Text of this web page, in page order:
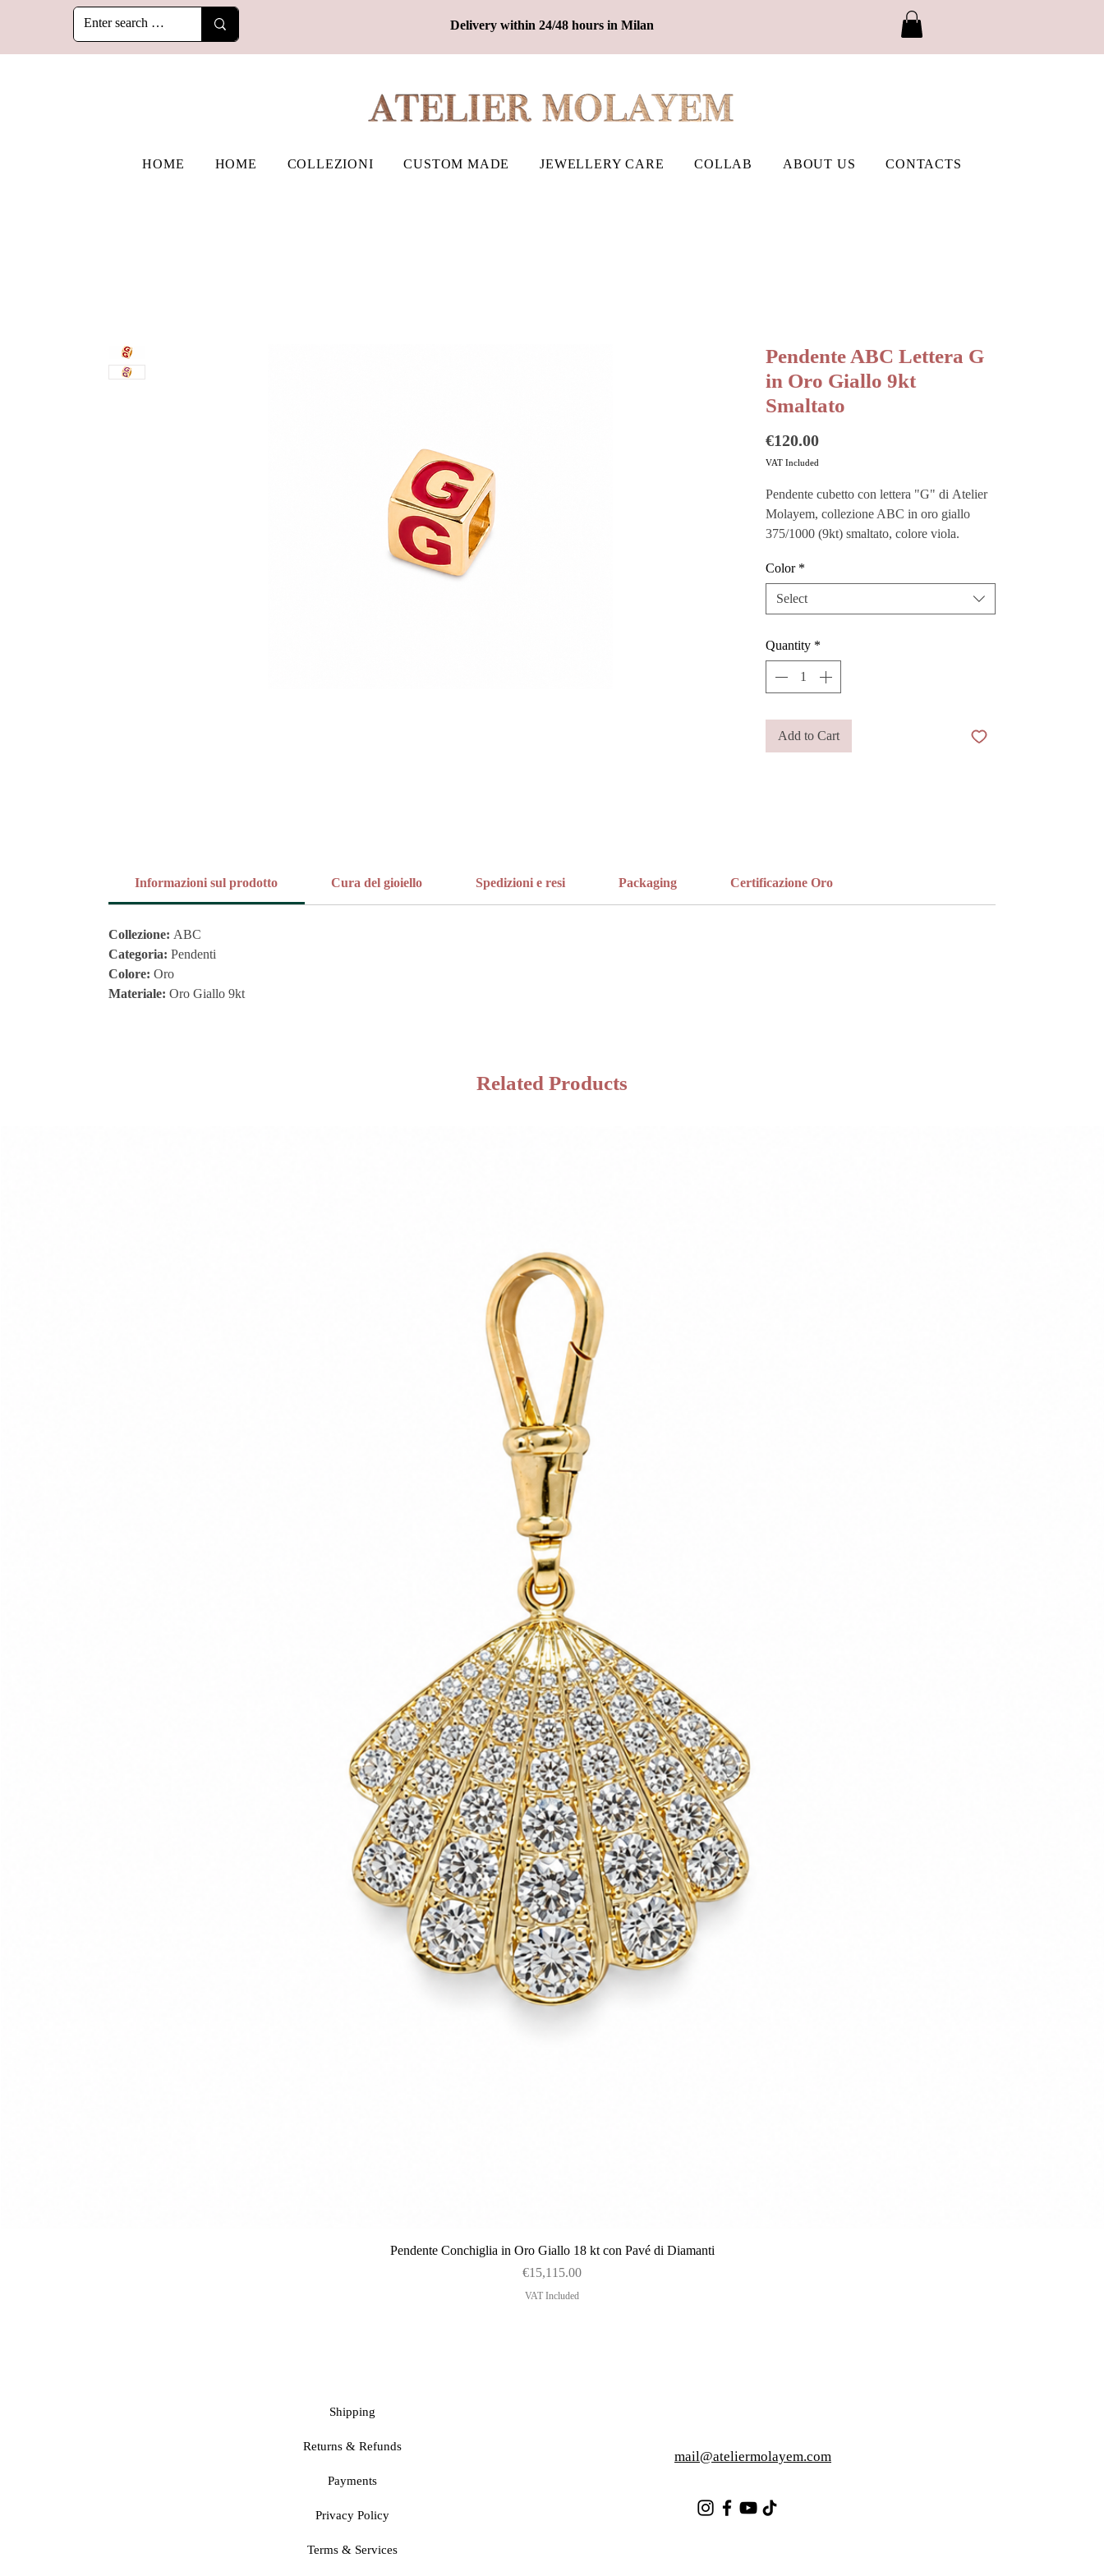
Delivery within 24/48 hours in Milan
HOME HOME COLLEZIONI CUSTOM MADE JEWELLERY CARE COLLAB ABOUT US CONTACTS
Pendente ABC Lettera G
in Oro Giallo 9kt
Smaltato
€120.00Price
VAT Included
Pendente cubetto con lettera "G" di Atelier
Molayem, collezione ABC in oro giallo
375/1000 (9kt) smaltato, colore viola.
Elegante e divertente, racchiude l’essenza
più spensierata e giocosa in un gioiello
contemporaneo: un cubetto di 4,5 mm x 4,5
personale, perfetto per celebrare l’iniziale di
una persona amata o del proprio amico a
quattro zampe.
Abbinalo ai bracciali in tessuto Liberty o
bandana per un tocco più casual, oppure a
Color *
Select
Quantity *
Add to Cart
Informazioni sul prodotto Cura del gioiello Spedizioni e resi Packaging Certificazione Oro
Collezione: ABC
Categoria: Pendenti
Colore: Oro
Materiale: Oro Giallo 9kt
Related Products
Quick View
Pendente Conchiglia in Oro Giallo 18 kt con Pavé di Diamanti
Price
€15,115.00
VAT Included
Shipping
Returns & Refunds
Payments
Privacy Policy
Terms & Services
mail@ateliermolayem.com